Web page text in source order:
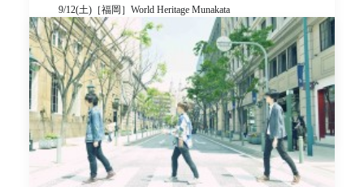
9/12(土)［福岡］World Heritage Munakata
【かりゆし58オフィシャルホームページ】
http://kariyushi58.com/
に ldandk